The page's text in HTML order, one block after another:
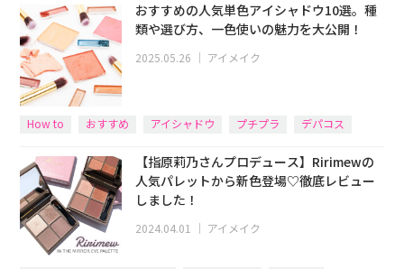
おすすめの人気単色アイシャドウ10選。種
類や選び方、一色使いの魅力を大公開！
2025.05.26 ｜ アイメイク
How to おすすめ アイシャドウ プチプラ デパコス
【指原莉乃さんプロデュース】Ririmewの
人気パレットから新色登場♡徹底レビュー
しました！
2024.04.01 ｜ アイメイク